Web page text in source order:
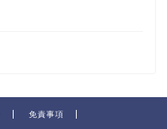
免責事項